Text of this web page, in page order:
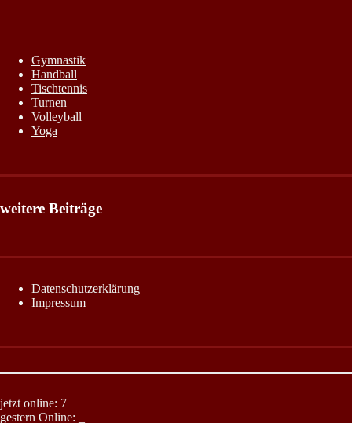
Gymnastik
Handball
Tischtennis
Turnen
Volleyball
Yoga
weitere Beiträge
Datenschutzerklärung
Impressum
jetzt online: 7
gestern Online: